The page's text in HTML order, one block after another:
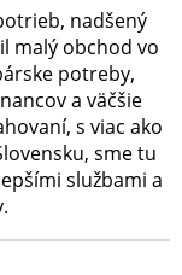
nadšený
malý obchod vo
potreby,
a väčšie
s viac ako
sme tu
službami a